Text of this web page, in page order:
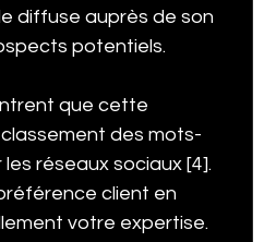
diffuse auprès de son
potentiels.
que cette
des mots-
réseaux sociaux [4].
client en
votre expertise.